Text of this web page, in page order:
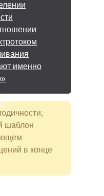
шаблон
в конце
именно